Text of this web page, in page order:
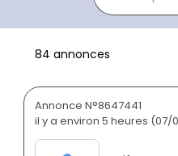
84 annonces
Annonce N°8647441
il y a environ 5 heures (07/